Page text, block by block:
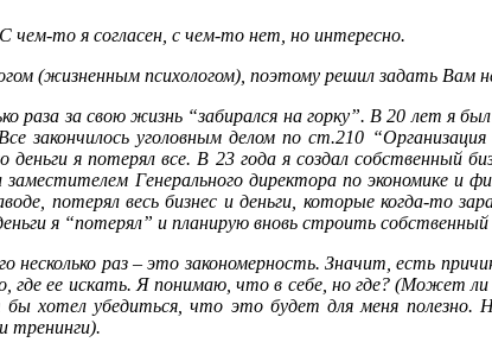
чем-то я согласен, с чем-то нет, но интересно.
(жизненным психологом), поэтому решил задать Вам
раза за свою жизнь “забирался на горку”. В 20 лет я
закончилось уголовным делом по ст.210
я потерял все. В 23 года я создал собственный
Генерального директора по экономике и
потерял весь бизнес и деньги, которые когда-то
я “потерял” и планирую вновь строить собственный
несколько раз – это закономерность. Значит, есть
где ее искать. Я понимаю, что в себе, но где? (Может
хотел убедиться, что это будет для меня полезно.
тренинги).